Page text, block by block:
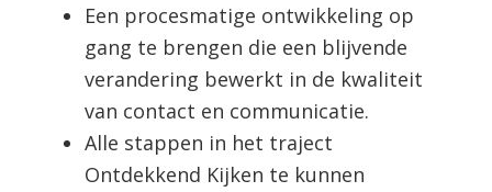
Een procesmatige ontwikkeling op
gang te brengen die een blijvende
verandering bewerkt in de kwaliteit
van contact en communicatie.
Alle stappen in het traject
Ontdekkend Kijken te kunnen